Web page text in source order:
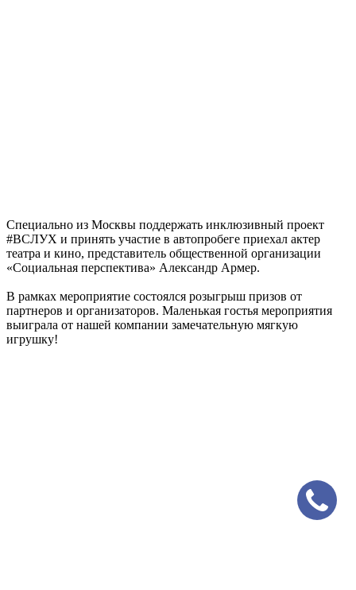
Специально из Москвы поддержать инклюзивный проект
#ВСЛУХ и принять участие в автопробеге приехал актер
театра и кино, представитель общественной организации
«Социальная перспектива» Александр Армер.
В рамках мероприятие состоялся розыгрыш призов от
партнеров и организаторов. Маленькая гостья мероприятия
выиграла от нашей компании замечательную мягкую
игрушку!